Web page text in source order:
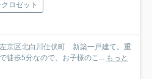
ロゼット
京区北白川仕伏町 新築一戸建て。重
徒歩5分なので、お子様のこ... もっと